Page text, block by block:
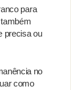
para
precisa ou
no
como